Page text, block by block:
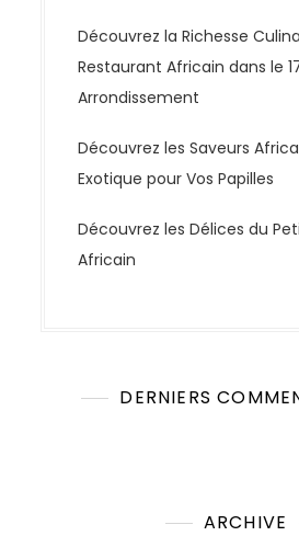
Découvrez la Richesse
Restaurant Africain dans le
Arrondissement
Découvrez les Saveurs
Exotique pour Vos Papilles
Découvrez les Délices du
Africain
DERNIERS
ARCHIVE